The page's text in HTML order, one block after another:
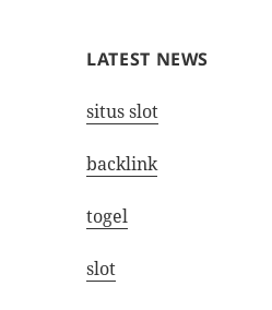
LATEST NEWS
situs slot
backlink
togel
slot